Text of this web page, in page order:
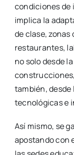
condiciones de
implica la
de clase,
restaurantes,
no solo desde
también,
tecnológicas e
Así mismo, se
apostando con